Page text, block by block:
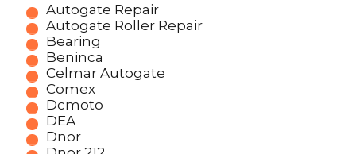
Autogate Repair
Autogate Roller Repair
Bearing
Beninca
Celmar Autogate
Comex
Dcmoto
DEA
Dnor